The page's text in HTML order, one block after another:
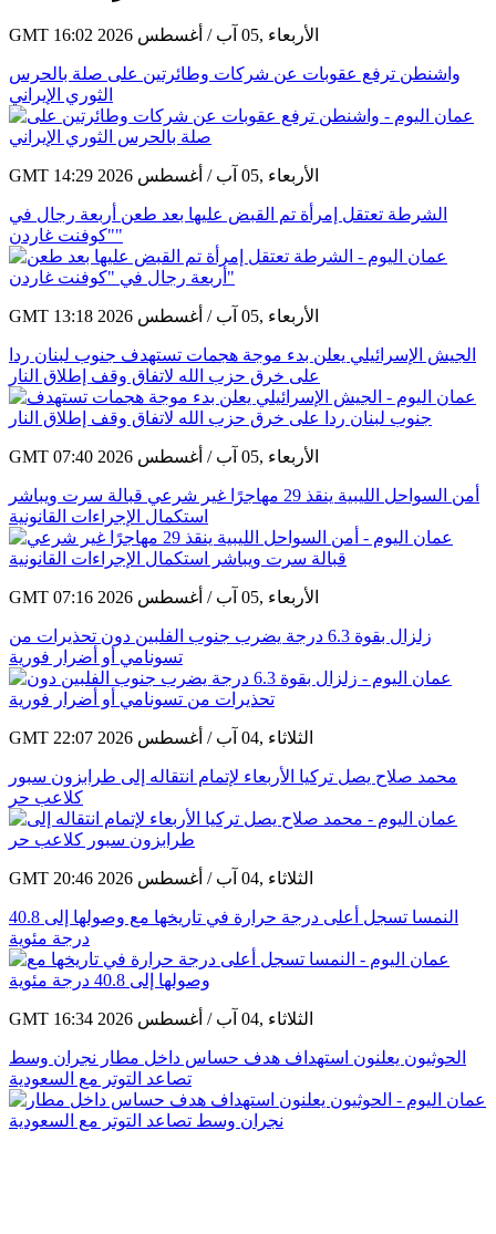
GMT 16:02 2026 الأربعاء ,05 آب / أغسطس
واشنطن ترفع عقوبات عن شركات وطائرتين على صلة بالحرس
الثوري الإيراني
GMT 14:29 2026 الأربعاء ,05 آب / أغسطس
الشرطة تعتقل إمرأة تم القبض عليها بعد طعن أربعة رجال في
"كوفنت غاردن"
GMT 13:18 2026 الأربعاء ,05 آب / أغسطس
الجيش الإسرائيلي يعلن بدء موجة هجمات تستهدف جنوب لبنان ردا
على خرق حزب الله لاتفاق وقف إطلاق النار
GMT 07:40 2026 الأربعاء ,05 آب / أغسطس
أمن السواحل الليبية ينقذ 29 مهاجرًا غير شرعي قبالة سرت ويباشر
استكمال الإجراءات القانونية
GMT 07:16 2026 الأربعاء ,05 آب / أغسطس
زلزال بقوة 6.3 درجة يضرب جنوب الفلبين دون تحذيرات من
تسونامي أو أضرار فورية
GMT 22:07 2026 الثلاثاء ,04 آب / أغسطس
محمد صلاح يصل تركيا الأربعاء لإتمام انتقاله إلى طرابزون سبور
كلاعب حر
GMT 20:46 2026 الثلاثاء ,04 آب / أغسطس
النمسا تسجل أعلى درجة حرارة في تاريخها مع وصولها إلى 40.8
درجة مئوية
GMT 16:34 2026 الثلاثاء ,04 آب / أغسطس
الحوثيون يعلنون استهداف هدف حساس داخل مطار نجران وسط
تصاعد التوتر مع السعودية